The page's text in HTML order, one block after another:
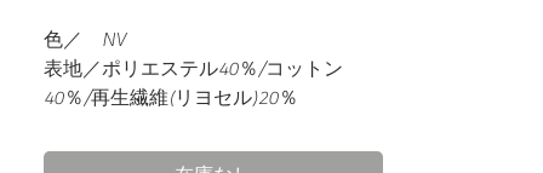
色／ NV
表地／ポリエステル40％/コットン
40％/再生繊維(リヨセル)20％
生産／ 日本製